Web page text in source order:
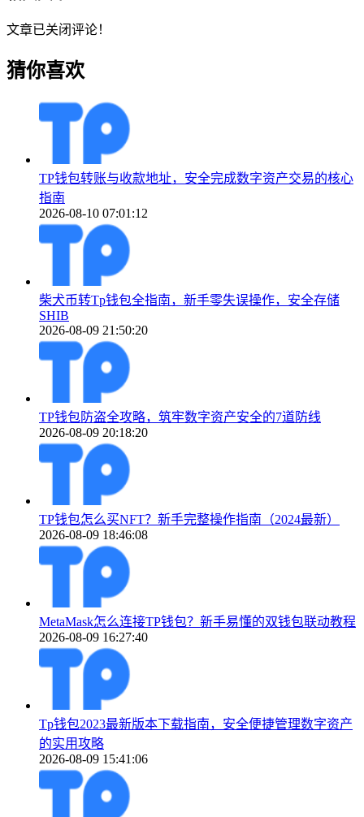
文章已关闭评论！
猜你喜欢
TP钱包转账与收款地址，安全完成数字资产交易的核心
指南
2026-08-10 07:01:12
柴犬币转Tp钱包全指南，新手零失误操作，安全存储
SHIB
2026-08-09 21:50:20
TP钱包防盗全攻略，筑牢数字资产安全的7道防线
2026-08-09 20:18:20
TP钱包怎么买NFT？新手完整操作指南（2024最新）
2026-08-09 18:46:08
MetaMask怎么连接TP钱包？新手易懂的双钱包联动教程
2026-08-09 16:27:40
Tp钱包2023最新版本下载指南，安全便捷管理数字资产
的实用攻略
2026-08-09 15:41:06